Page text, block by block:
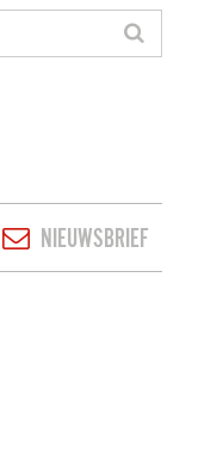
NIEUWSBRIEF